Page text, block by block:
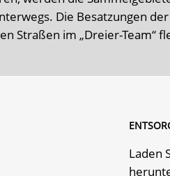
Die Besatzungen
Straßen im „Dreier-Team“
Laden